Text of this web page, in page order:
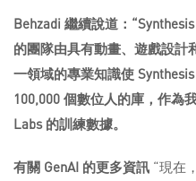
Behzadi 繼續說道：
的團隊由具有動畫、遊戲設計
一領域的專業知識使
100,000 個數位人的庫，作為
Labs 的訓練數據。
有關 GenAI 的更多資訊 “現在